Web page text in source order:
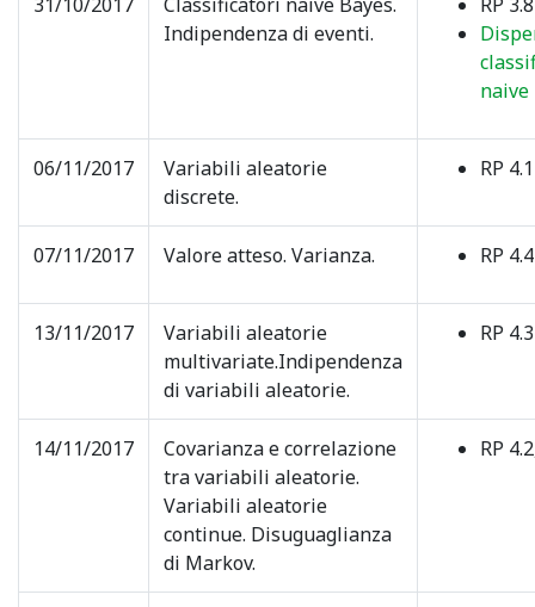
Indipendenza di eventi.
naive
06/11/2017
Variabili aleatorie
discrete.
RP
07/11/2017 Valore atteso. Varianza. RP
13/11/2017
Variabili aleatorie
multivariate.Indipendenza
di variabili aleatorie.
RP 4.3
14/11/2017
Covarianza e correlazione
tra variabili aleatorie.
Variabili aleatorie
continue. Disuguaglianza
di Markov.
RP